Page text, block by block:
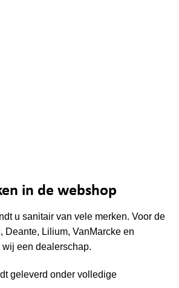
in de webshop
u sanitair van vele merken. Voor de
, Deante, Lilium,VanMarcke en
wij een dealerschap.
geleverd onder volledige